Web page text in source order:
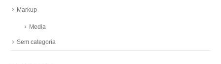
Markup
Media
Sem categoria